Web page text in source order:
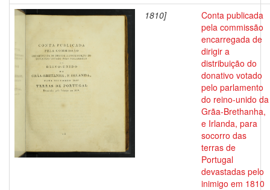
1810]
Conta publicada
pela commissão
encarregada de
dirigir a
distribuição do
donativo votado
pelo parlamento
do reino-unido da
Grãa-Brethanha,
e Irlanda, para
socorro das
terras de
Portugal
devastadas pelo
inimigo em 1810